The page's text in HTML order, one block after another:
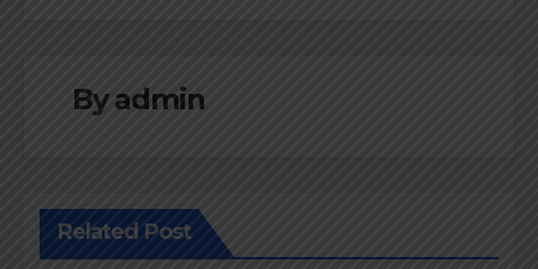
Byadmin
Related Post